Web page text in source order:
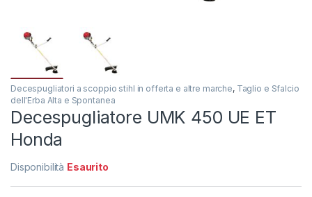
Decespugliatori a scoppio stihl in offerta e altre marche, Taglio e Sfalcio
dell'Erba Alta e Spontanea
Decespugliatore UMK 450 UE ET
Honda
Disponibilità Esaurito